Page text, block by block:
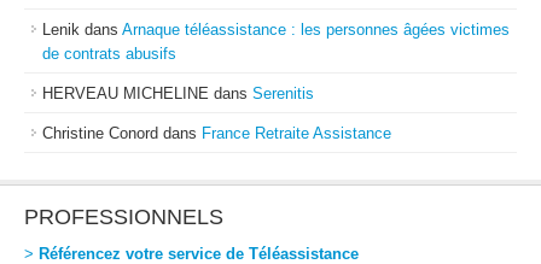
Lenik dans Arnaque téléassistance : les personnes âgées victimes
de contrats abusifs
HERVEAU MICHELINE dans Serenitis
Christine Conord dans France Retraite Assistance
PROFESSIONNELS
> Référencez votre service de Téléassistance